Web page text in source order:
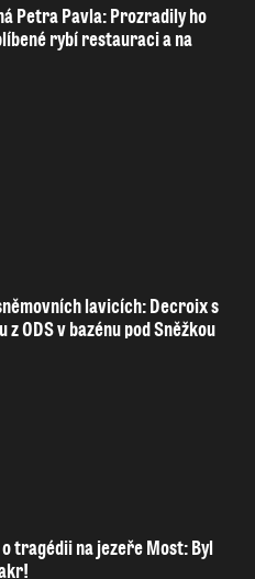
Petra Pavla: Prozradily ho
rybí restauraci a na
lavicích: Decroix s
z ODS v bazénu pod Sněžkou
tragédii na jezeře Most: Byl